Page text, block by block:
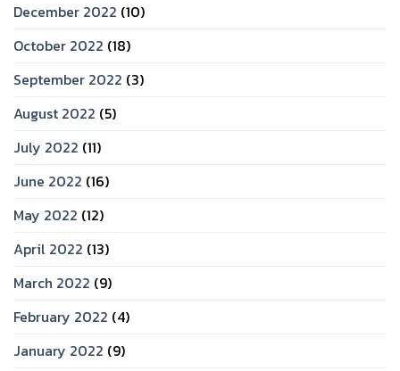
December 2022 (10)
October 2022 (18)
September 2022 (3)
August 2022 (5)
July 2022 (11)
June 2022 (16)
May 2022 (12)
April 2022 (13)
March 2022 (9)
February 2022 (4)
January 2022 (9)